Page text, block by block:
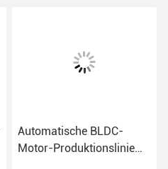
Automatische BLDC-
Motor-Produktionslinie